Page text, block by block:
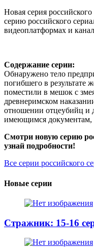
Новая серия
серию российского
видеоплатформах и
Содержание серии:
Обнаружено тело
погибшего в результате
поместили в мешок с
древнеримском
отношении отцеубийц и
имеющимся документам,
Смотри новую серию
узнай подробности!
Все серии российского
Новые серии
Стражник: 15-16